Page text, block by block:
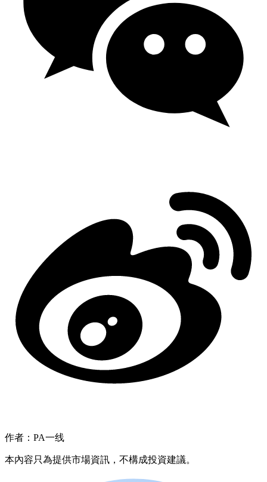
作者：PA一线
本內容只為提供市場資訊，不構成投資建議。